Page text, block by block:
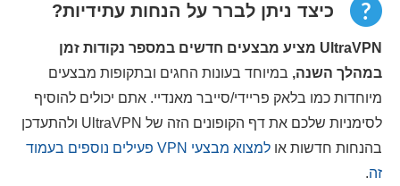
כיצד ניתן לברר על הנחות עתידיות?
UltraVPN מציע מבצעים חדשים במספר נקודות זמן
במהלך השנה, במיוחד בעונות החגים ובתקופות מבצעים
מיוחדות כמו בלאק פריידי/סייבר מאנדיי. אתם יכולים להוסיף
לסימניות שלכם את דף הקופונים הזה של UltraVPN ולהתעדכן
בהנחות חדשות או
למצוא מבצעי VPN פעילים נוספים בעמוד
זה.